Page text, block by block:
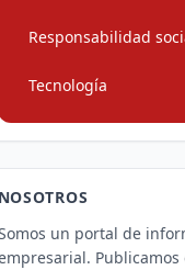
Responsabilidad
Tecnología
NOSOTROS
un portal de